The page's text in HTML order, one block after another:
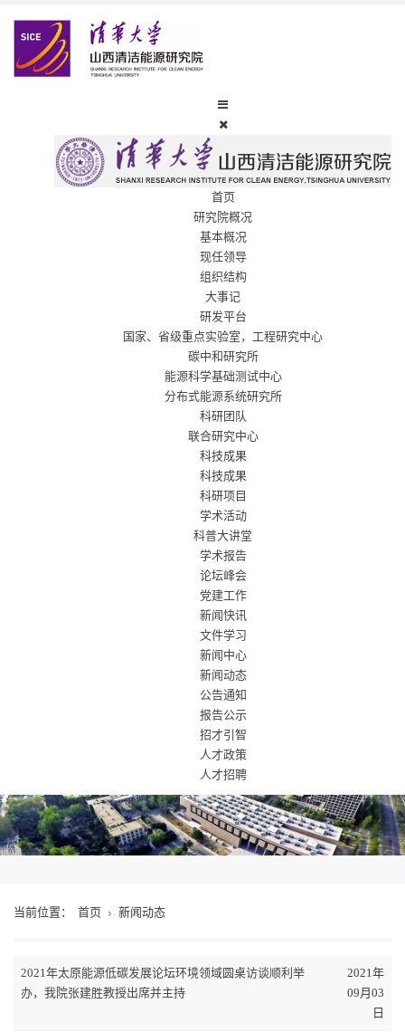
首页
研究院概况
基本概况
现任领导
组织结构
大事记
研发平台
国家、省级重点实验室，工程研究中心
碳中和研究所
能源科学基础测试中心
分布式能源系统研究所
科研团队
联合研究中心
科技成果
科技成果
科研项目
学术活动
科普大讲堂
学术报告
论坛峰会
党建工作
新闻快讯
文件学习
新闻中心
新闻动态
公告通知
报告公示
招才引智
人才政策
人才招聘
当前位置： 首页 新闻动态
2021年太原能源低碳发展论坛环境领域圆桌访谈顺利举
办，我院张建胜教授出席并主持
2021年
09月03
日